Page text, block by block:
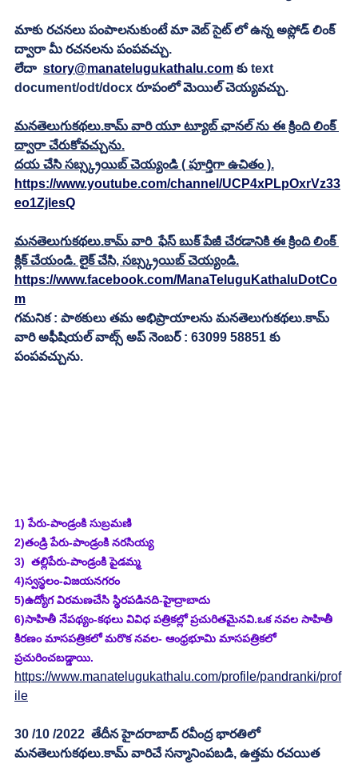
మాకు రచనలు పంపాలనుకుంటే మా వెబ్ సైట్ లో ఉన్న అప్లోడ్ లింక్
ద్వారా మీ రచనలను పంపవచ్చు.
లేదా story@manatelugukathalu.com కు text
document/odt/docx రూపంలో మెయిల్ చెయ్యవచ్చు.
మనతెలుగుకథలు.కామ్ వారి యూ ట్యూబ్ ఛానల్ ను ఈ క్రింది లింక్
ద్వారా చేరుకోవచ్చును.
దయ చేసి సబ్స్క్రయిబ్ చెయ్యండి ( పూర్తిగా ఉచితం ).
https://www.youtube.com/channel/UCP4xPLpOxrVz33
eo1ZjlesQ
మనతెలుగుకథలు.కామ్ వారి  ఫేస్ బుక్ పేజీ చేరడానికి ఈ క్రింది లింక్
క్లిక్ చేయండి. లైక్ చేసి, సబ్స్క్రయిబ్ చెయ్యండి.
https://www.facebook.com/ManaTeluguKathaluDotCo
m
గమనిక : పాఠకులు తమ అభిప్రాయాలను మనతెలుగుకథలు.కామ్
వారి అఫీషియల్ వాట్స్ అప్ నెంబర్ : 63099 58851 కు
పంపవచ్చును.
1) పేరు-పాండ్రంకి సుబ్రమణి
2)తండ్రి పేరు-పాండ్రంకి నరసియ్య
3)  తల్లిపేరు-పాండ్రంకి పైడమ్మ
4)స్వస్థలం-విజయనగరం
5)ఉద్యోగ విరమణచేసి స్థిరపడినది-హైద్రాబాదు
6)సాహితీ నేపథ్యం-కథలు వివిధ పత్రికల్లో ప్రచురితమైనవి.ఒక నవల సాహితీ
కిరణం మాసపత్రికలో మరొక నవల- ఆంధ్రభూమి మాసపత్రికలో
ప్రచురించబడ్డాయి.
https://www.manatelugukathalu.com/profile/pandranki/prof
ile
30 /10 /2022  తేదీన హైదరాబాద్ రవీంద్ర భారతిలో
మనతెలుగుకథలు.కామ్ వారిచే సన్మానింపబడి, ఉత్తమ రచయిత